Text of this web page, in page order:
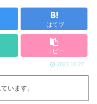
はてブ
コピー
2023.10.27
います。